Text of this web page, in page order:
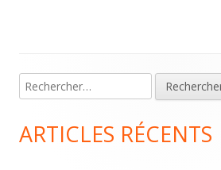
Main
Rechercher :
ARTICLES RÉCENTS